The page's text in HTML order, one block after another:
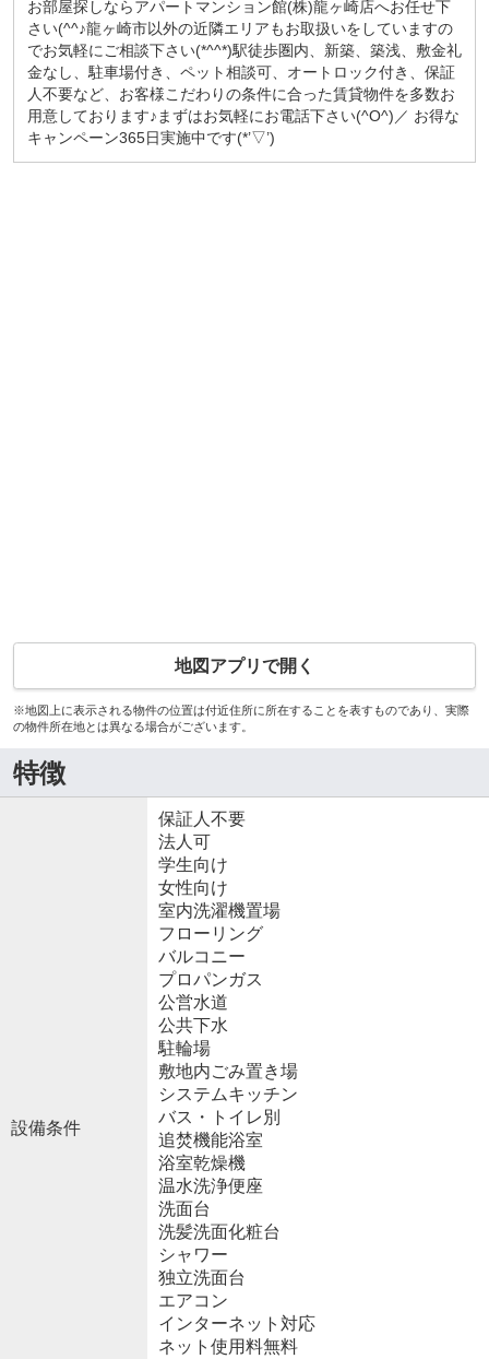
お部屋探しならアパートマンション館(株)龍ヶ崎店へお任せ下
さい(^^♪龍ヶ崎市以外の近隣エリアもお取扱いをしていますの
でお気軽にご相談下さい(*^^*)駅徒歩圏内、新築、築浅、敷金礼
金なし、駐車場付き、ペット相談可、オートロック付き、保証
人不要など、お客様こだわりの条件に合った賃貸物件を多数お
用意しております♪まずはお気軽にお電話下さい(^O^)／ お得な
キャンペーン365日実施中です(*’▽’)
地図アプリで開く
※地図上に表示される物件の位置は付近住所に所在することを表すものであり、実際
の物件所在地とは異なる場合がございます。
特徴
設備条件
保証人不要
法人可
学生向け
女性向け
室内洗濯機置場
フローリング
バルコニー
プロパンガス
公営水道
公共下水
駐輪場
敷地内ごみ置き場
システムキッチン
バス・トイレ別
追焚機能浴室
浴室乾燥機
温水洗浄便座
洗面台
洗髪洗面化粧台
シャワー
独立洗面台
エアコン
インターネット対応
ネット使用料無料